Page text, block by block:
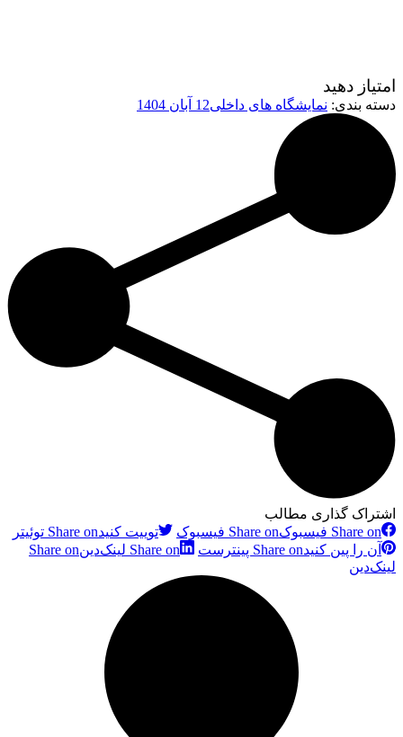
امتیاز دهید
دسته بندی: نمایشگاه های داخلی12 آبان 1404
اشتراک گذاری مطالب
Share on فیسبوک
Share on فیسبوک توییت کنیدShare on توئیتر
آن را پین کنیدShare on پینترست Share on لینک‌دین
Share on
لینک‌دین